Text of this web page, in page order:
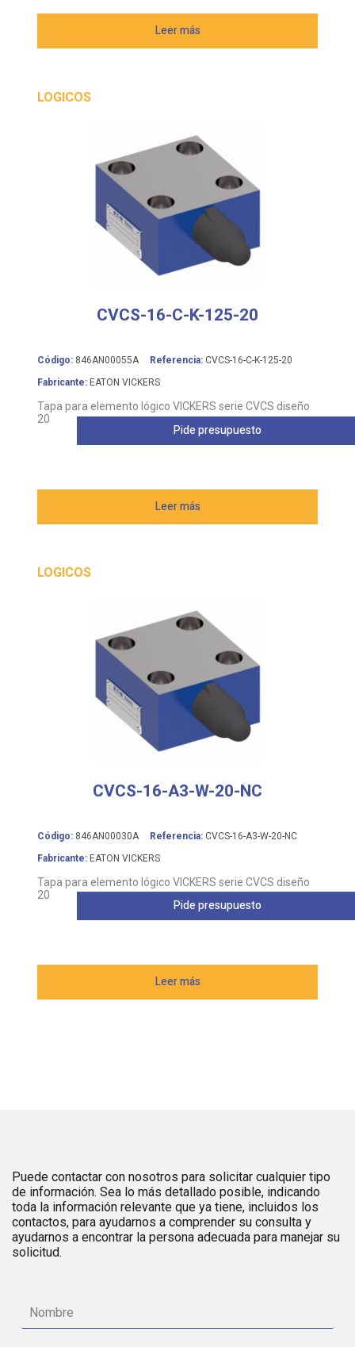
Leer más
LOGICOS
CVCS-16-C-K-125-20
Código: 846AN00055A Referencia: CVCS-16-C-K-125-20
Fabricante: EATON VICKERS
Tapa para elemento lógico VICKERS serie CVCS diseño
20
Leer más
Pide presupuesto
LOGICOS
CVCS-16-A3-W-20-NC
Código: 846AN00030A Referencia: CVCS-16-A3-W-20-NC
Fabricante: EATON VICKERS
Tapa para elemento lógico VICKERS serie CVCS diseño
20
Leer más
Pide presupuesto
Puede contactar con nosotros para solicitar cualquier tipo
de información. Sea lo más detallado posible, indicando
toda la información relevante que ya tiene, incluidos los
contactos, para ayudarnos a comprender su consulta y
ayudarnos a encontrar la persona adecuada para manejar su
solicitud.